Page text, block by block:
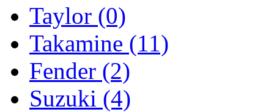
Taylor (0)
Takamine (11)
Fender (2)
Suzuki (4)